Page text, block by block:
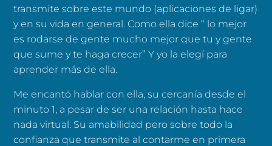
transmite sobre este mundo (aplicaciones de ligar)
y en su vida en general. Como ella dice “ lo mejor
es rodarse de gente mucho mejor que tu y gente
que sume y te haga crecer” Y yo la elegí para
aprender más de ella.
Me encantó hablar con ella, su cercanía desde el
minuto 1, a pesar de ser una relación hasta hace
nada virtual. Su amabilidad pero sobre todo la
confianza que transmite al contarme en primera